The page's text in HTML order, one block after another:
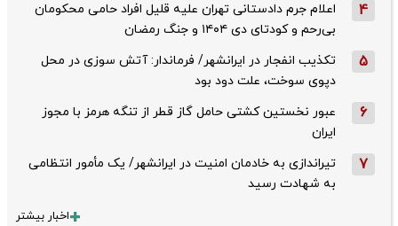
4
اعلام جرم دادستانی تهران علیه قلیل افراد حامی محکومان
بی‌رحم و کودتای دی‌ ۱۴۰۴ و جنگ رمضان
5
تکذیب ‌انفجار در ایرانشهر/ فرماندار: آتش سوزی در محل
دپوی سوخت، علت دود بود
6
عبور نخستین کشتی حامل گاز قطر از تنگه هرمز با مجوز
ایران
7
تیراندازی به خادمان امنیت در ایرانشهر/ یک مأمور انتظامی
به شهادت رسید
اخبار بیشتر